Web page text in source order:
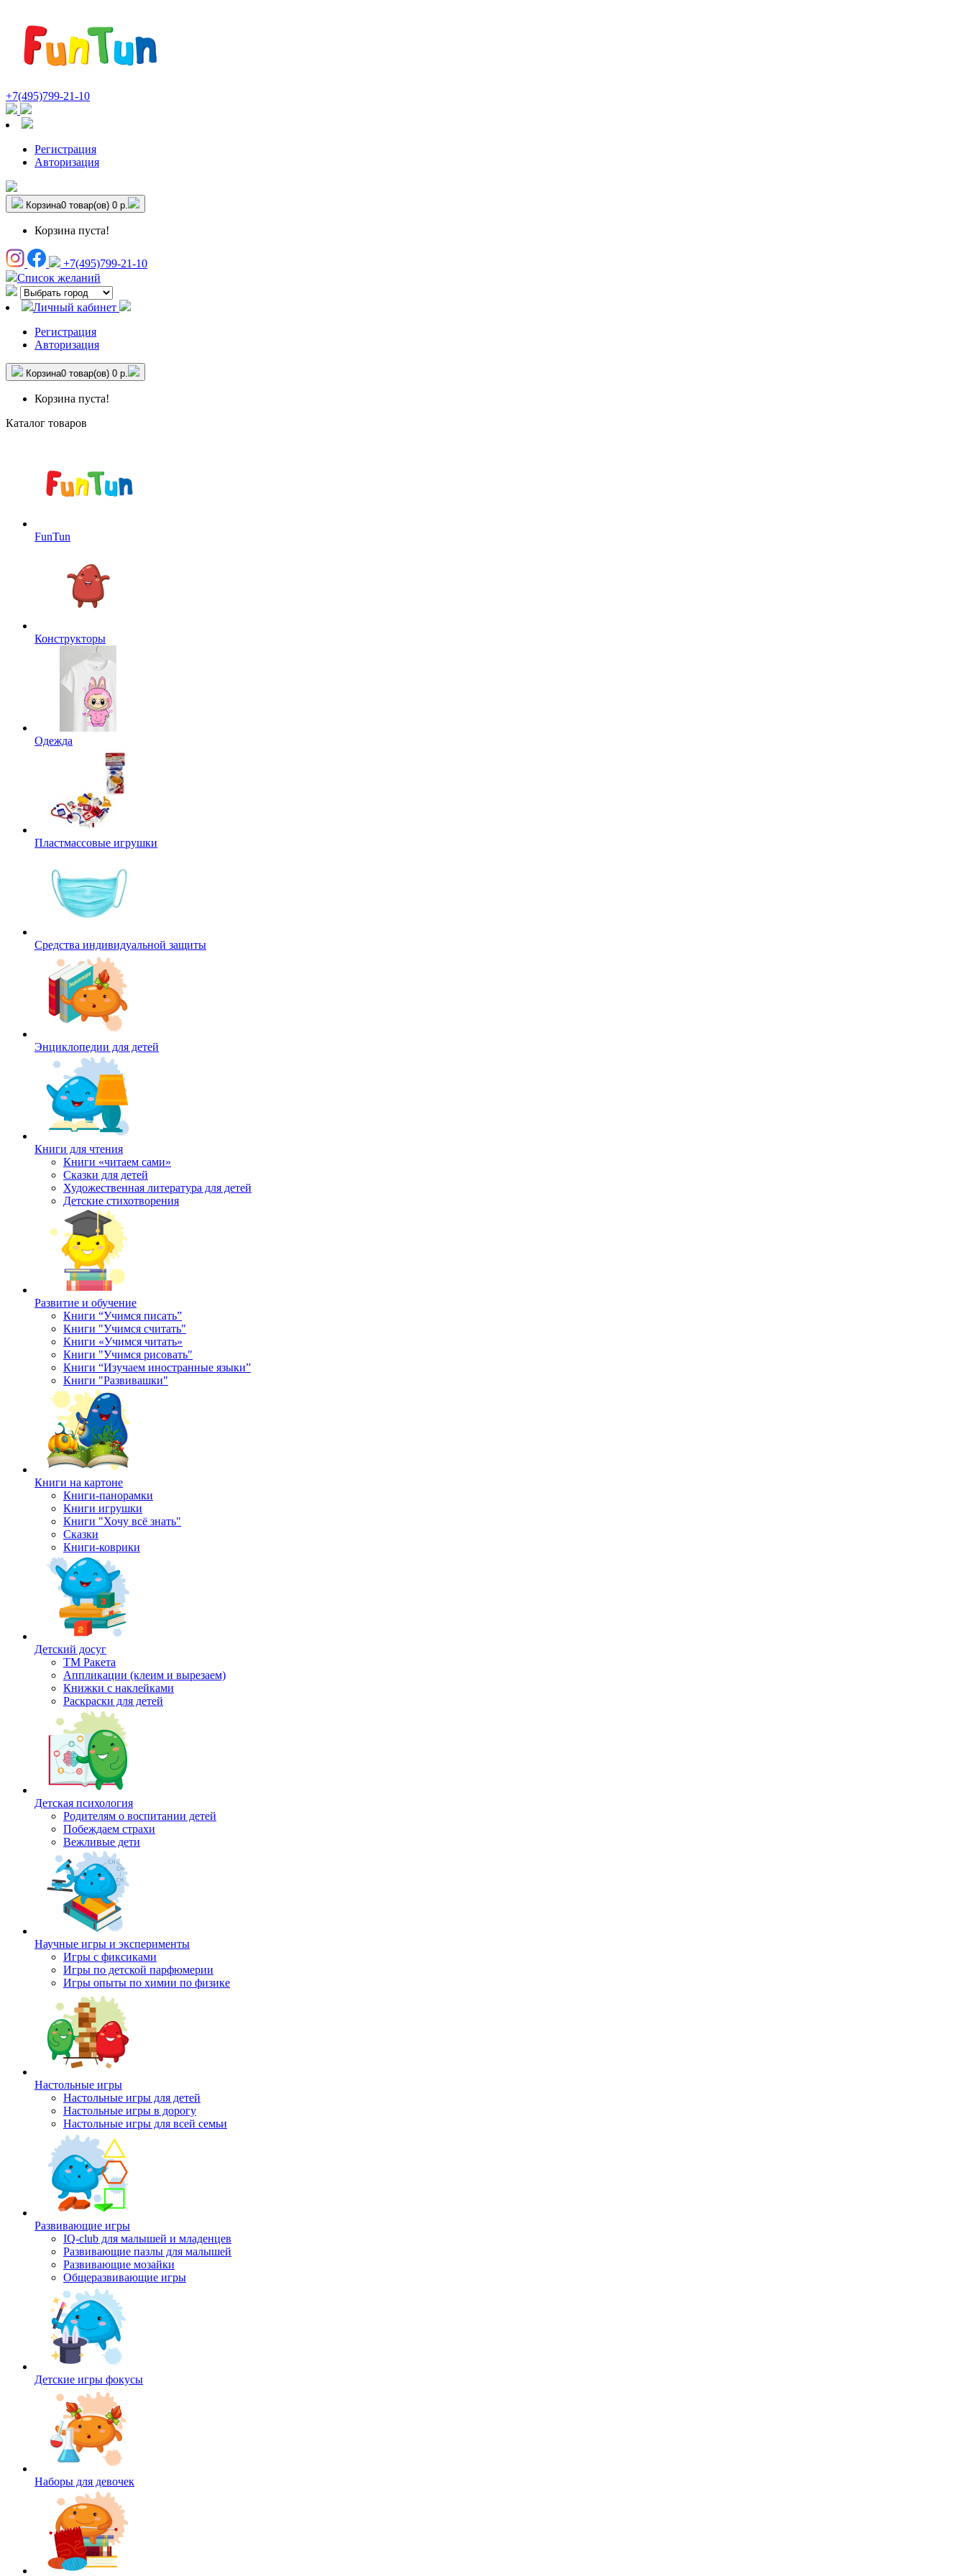
+7(495)799-21-10
Регистрация
Авторизация
Корзина0 товар(ов) 0 р.
Корзина пуста!
+7(495)799-21-10
Список желаний
Личный кабинет
Регистрация
Авторизация
Корзина0 товар(ов) 0 р.
Корзина пуста!
Каталог товаров
FunTun
Конструкторы
Одежда
Пластмассовые игрушки
Средства индивидуальной защиты
Энциклопедии для детей
Книги для чтения
Книги «читаем сами»
Сказки для детей
Художественная литература для детей
Детские стихотворения
Развитие и обучение
Книги “Учимся писать”
Книги "Учимся считать"
Книги «Учимся читать»
Книги "Учимся рисовать"
Книги “Изучаем иностранные языки”
Книги "Развивашки"
Книги на картоне
Книги-панорамки
Книги игрушки
Книги "Хочу всё знать"
Сказки
Книги-коврики
Детский досуг
ТМ Ракета
Аппликации (клеим и вырезаем)
Книжки с наклейками
Раскраски для детей
Детская психология
Родителям о воспитании детей
Побеждаем страхи
Вежливые дети
Научные игры и эксперименты
Игры с фиксиками
Игры по детской парфюмерии
Игры опыты по химии по физике
Настольные игры
Настольные игры для детей
Настольные игры в дорогу
Настольные игры для всей семьи
Развивающие игры
IQ-club для малышей и младенцев
Развивающие пазлы для малышей
Развивающие мозайки
Общеразвивающие игры
Детские игры фокусы
Наборы для девочек